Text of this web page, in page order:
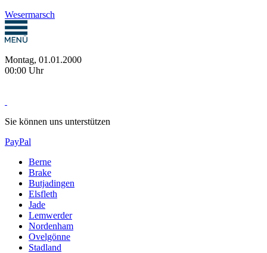
Wesermarsch
Montag, 01.01.2000
00:00 Uhr
Sie können uns unterstützen
PayPal
Berne
Brake
Butjadingen
Elsfleth
Jade
Lemwerder
Nordenham
Ovelgönne
Stadland